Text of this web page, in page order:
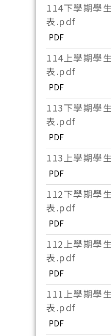
114下學期學
表.pdf
PDF
114上學期學
表.pdf
PDF
113下學期學
表.pdf
PDF
113上學期學
PDF
112下學期學
表.pdf
PDF
112上學期學
表.pdf
PDF
111上學期學
表.pdf
PDF